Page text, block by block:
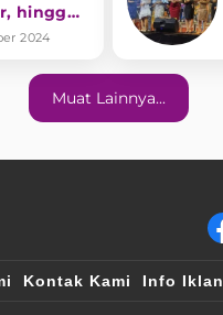
hingga
2024
Muat Lainnya...
Kontak Kami Info Iklan